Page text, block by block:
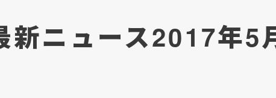
新ニュース2017年5